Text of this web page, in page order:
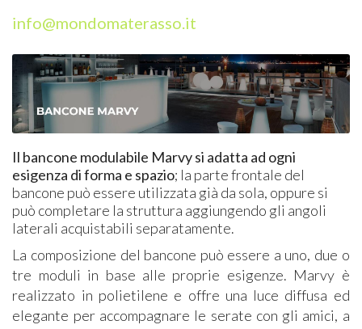
info@mondomaterasso.it
Il bancone modulabile Marvy si adatta ad ogni
esigenza di forma e spazio; la parte frontale del
bancone può essere utilizzata già da sola, oppure si
può completare la struttura aggiungendo gli angoli
laterali acquistabili separatamente.
La composizione del bancone può essere a uno, due o
tre moduli in base alle proprie esigenze. Marvy è
realizzato in polietilene e offre una luce diffusa ed
elegante per accompagnare le serate con gli amici, a